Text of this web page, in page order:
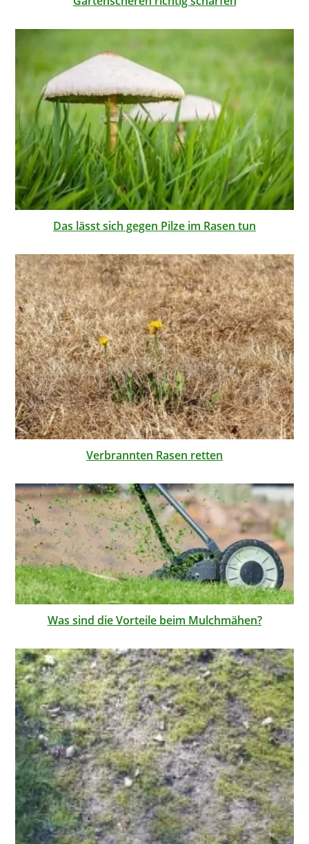
Das lässt sich gegen Pilze im Rasen tun
Verbrannten Rasen retten
Was sind die Vorteile beim Mulchmähen?